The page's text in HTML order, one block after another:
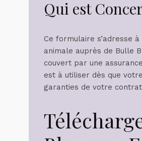
Qui est
Ce formulaire s’adresse
animale auprès de Bulle
couvert par une
est à utiliser dès que
garanties de votre